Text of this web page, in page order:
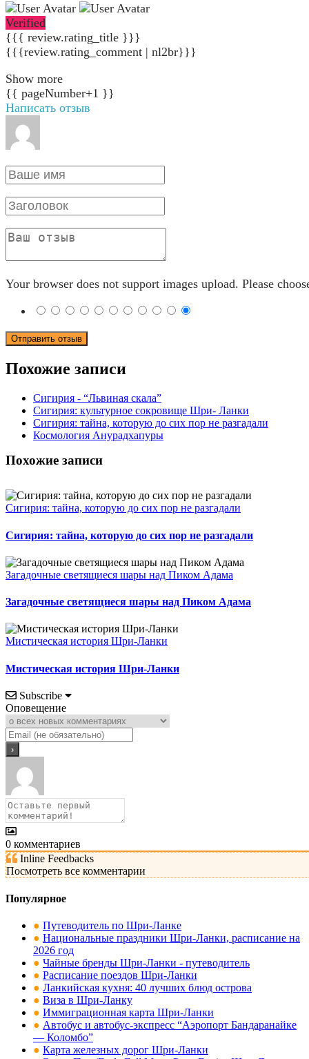
Verified
{{{ review.rating_title }}}
{{{review.rating_comment | nl2br}}}
Show more
{{ pageNumber+1 }}
Написать отзыв
Your browser does not support images upload. Please
Похожие записи
Сигирия - “Львиная скала”
Сигирия: культурное сокровище Шри- Ланки
Сигирия: тайна, которую до сих пор не разгадали
Космология Анурадхапуры
Похожие записи
Сигирия: тайна, которую до сих пор не разгадали
Сигирия: тайна, которую до сих пор не разгадали
Загадочные светящиеся шары над Пиком Адама
Загадочные светящиеся шары над Пиком Адама
Мистическая история Шри-Ланки
Мистическая история Шри-Ланки
Subscribe
Оповещение
0 комментариев
Inline Feedbacks
Посмотреть все комментарии
Популярное
● Путеводитель по Шри-Ланке
● Национальные праздники Шри-Ланки, расписание на
2026 год
● Чайные бренды Шри-Ланки - путеводитель
● Расписание поездов Шри-Ланки
● Ланкийская кухня: 40 лучших блюд острова
● Виза в Шри-Ланку
● Иммиграционная карта Шри-Ланки
● Автобус и автобус-экспресс “Аэропорт Бандаранайке
— Коломбо”
● Карта железных дорог Шри-Ланки